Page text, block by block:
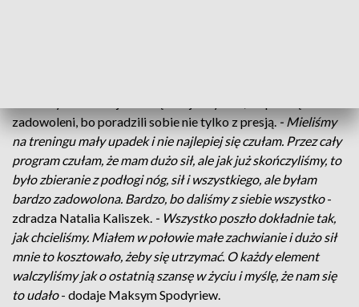
zadowoleni, bo poradzili sobie nie tylko z presją.- Mieliśmy
na treningu mały upadek i nie najlepiej się czułam. Przez cały
program czułam, że mam dużo sił, ale jak już skończyliśmy, to
było zbieranie z podłogi nóg, sił i wszystkiego, ale byłam
bardzo zadowolona. Bardzo, bo daliśmy z siebie wszystko-
zdradza Natalia Kaliszek. - Wszystko poszło dokładnie tak,
jak chcieliśmy. Miałem w połowie małe zachwianie i dużo sił
mnie to kosztowało, żeby się utrzymać. O każdy element
walczyliśmy jak o ostatnią szansę w życiu i myślę, że nam się
to udało- dodaje Maksym Spodyriew.